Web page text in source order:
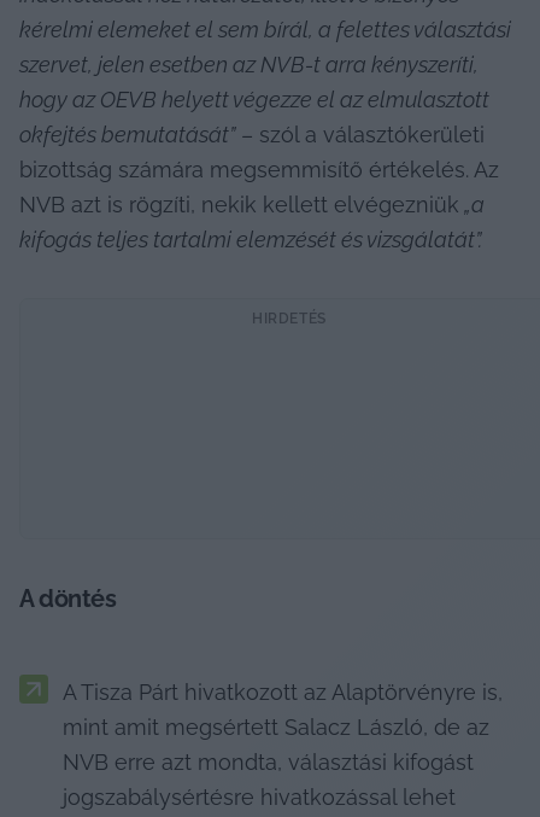
kérelmi elemeket el sem bírál, a felettes választási
szervet, jelen esetben az NVB-t arra kényszeríti,
hogy az OEVB helyett végezze el az elmulasztott
okfejtés bemutatását” – szól a választókerületi
bizottság számára megsemmisítő értékelés. Az
NVB azt is rögzíti, nekik kellett elvégezniük „a
kifogás teljes tartalmi elemzését és vizsgálatát”.
HIRDETÉS
A döntés
A Tisza Párt hivatkozott az Alaptörvényre is,
mint amit megsértett Salacz László, de az
NVB erre azt mondta, választási kifogást
jogszabálysértésre hivatkozással lehet